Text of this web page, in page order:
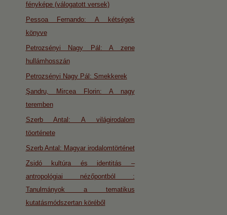
fényképe (válogatott versek)
Pessoa Fernando: A kétségek
könyve
Petrozsényi Nagy Pál: A zene
hullámhosszán
Petrozsényi Nagy Pál: Smekkerek
Şandru, Mircea Florin: A nagy
teremben
Szerb Antal: A világirodalom
töorténete
Szerb Antal: Magyar irodalomtörténet
Zsidó kultúra és identitás –
antropológiai nézőpontból :
Tanulmányok a tematikus
kutatásmódszertan köréből